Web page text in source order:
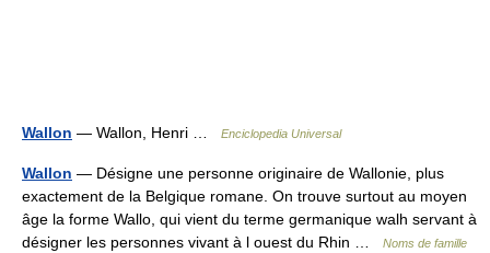
Wallon — Wallon, Henri … Enciclopedia Universal
Wallon — Désigne une personne originaire de Wallonie, plus
exactement de la Belgique romane. On trouve surtout au moyen
âge la forme Wallo, qui vient du terme germanique walh servant à
désigner les personnes vivant à l ouest du Rhin …
Noms de famille